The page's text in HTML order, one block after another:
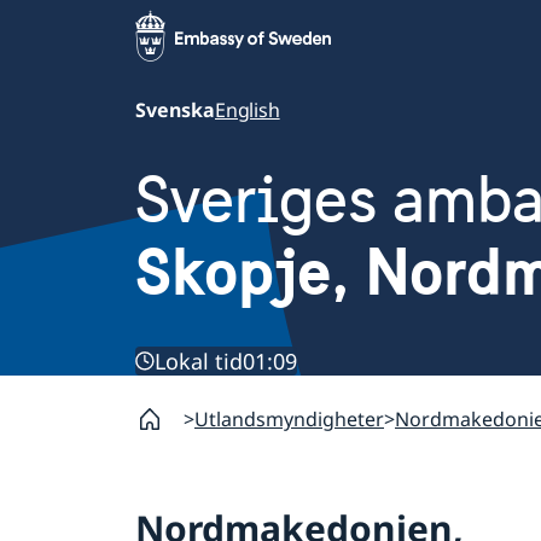
SvenskaEnglish
Sveriges
Skopje,
Lokal tid01:09
Utlandsmyndigheter
Nordmakedonien,